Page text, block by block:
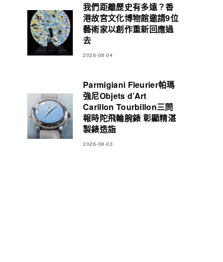
我們距離歷史有多遠？香
港故宮文化博物館邀請9位
藝術家以創作重新回應過
去
2026-08-04
Parmigiani Fleurier帕瑪
強尼Objets d’Art
Carillon Tourbillon三問
報時陀飛輪腕錶 彰顯精湛
製錶造詣
2026-08-03